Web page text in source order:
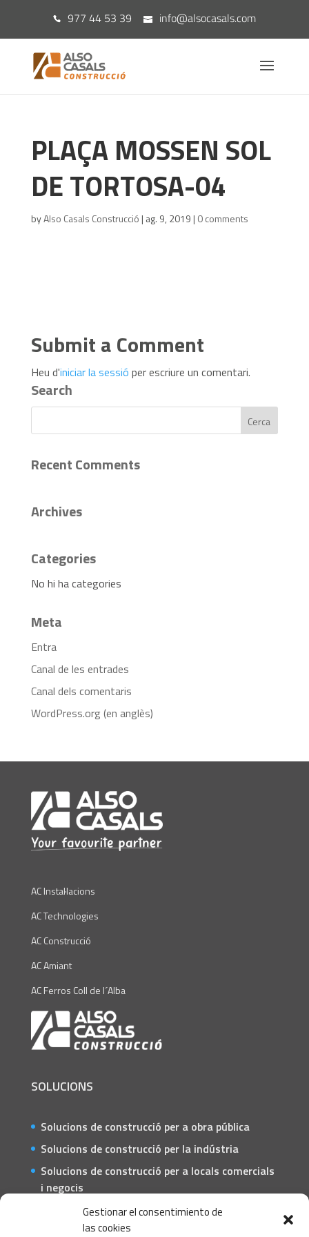
Gestionar el consentimiento de
las cookies
977 44 53 39 info@alsocasals.com
PLAÇA MOSSEN SOL
DE TORTOSA-04
byAlso Casals Construcció | ag. 9, 2019 | 0 comments
Submit a Comment
Heu d'iniciar la sessió per escriure un comentari.
Search
Recent Comments
Archives
Categories
No hi ha categories
Meta
Entra
Canal de les entrades
Canal dels comentaris
WordPress.org (en anglès)
AC Instal·lacions
AC Technologies
AC Construcció
AC Amiant
AC Ferros Coll de l´Alba
SOLUCIONS
Solucions de construcció per a obra pública
Solucions de construcció per la indústria
Solucions de construcció per a locals comercials
i negocis
Solucions de construcció per a particulars